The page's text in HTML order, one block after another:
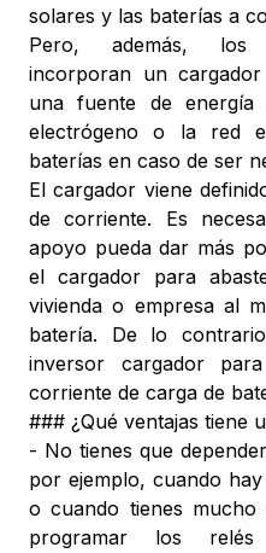
solares y las baterías a
Pero, además, los
incorporan un
una fuente de
electrógeno o la red
baterías en caso de ser
El cargador viene
de corriente. Es
apoyo pueda dar más
el cargador para
vivienda o empresa al
batería. De lo
inversor cargador
corriente de carga de
### ¿Qué ventajas tiene
- No tienes que
por ejemplo, cuando
o cuando tienes
programar los relés